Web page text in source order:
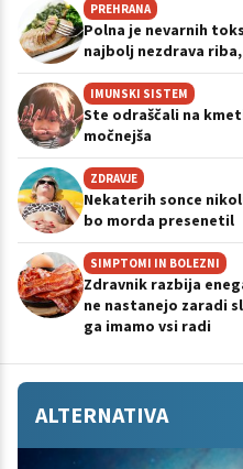
PREHRANA
Polna je nevarnih
najbolj nezdrava
IMUNSKI SISTEM
Ste odraščali na
močnejša
ZDRAVJE
Nekaterih sonce
bo morda presenetil
SIMPTOMI IN BOLEZNI
Zdravnik razbija
ne nastanejo zaradi
ga imamo vsi radi
ALTERNATIVA